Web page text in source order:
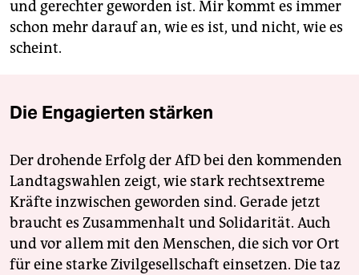
und gerechter geworden ist. Mir kommt es immer
schon mehr darauf an, wie es ist, und nicht, wie es
scheint.
Die Engagierten stärken
Der drohende Erfolg der AfD bei den kommenden
Landtagswahlen zeigt, wie stark rechtsextreme
Kräfte inzwischen geworden sind. Gerade jetzt
braucht es Zusammenhalt und Solidarität. Auch
und vor allem mit den Menschen, die sich vor Ort
für eine starke Zivilgesellschaft einsetzen. Die taz